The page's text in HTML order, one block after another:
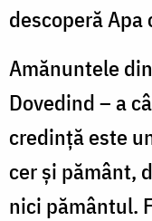
descoperă Apa
Amănuntele
Dovedind – a
credință este
cer și pământ,
nici pământul.